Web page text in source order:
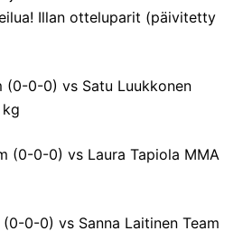
Illan otteluparit (päivitetty
(0-0-0) vs Satu Luukkonen
(0-0-0) vs Laura Tapiola MMA
(0-0-0) vs Sanna Laitinen Team